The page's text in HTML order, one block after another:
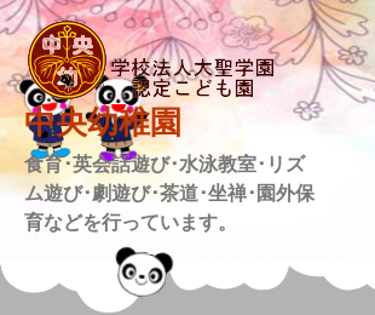
Skip
to
content
中央幼稚園
食育･英会話遊び･水泳教室･リズ
ム遊び･劇遊び･茶道･坐禅･園外保
育などを行っています。